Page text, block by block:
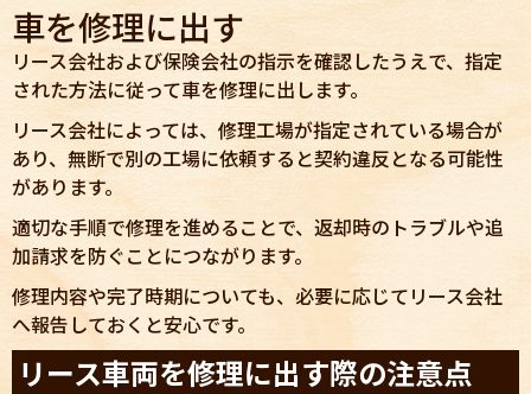
車を修理に出す
リース会社および保険会社の指示を確認したうえで、指定
された方法に従って車を修理に出します。
リース会社によっては、修理工場が指定されている場合が
あり、無断で別の工場に依頼すると契約違反となる可能性
があります。
適切な手順で修理を進めることで、返却時のトラブルや追
加請求を防ぐことにつながります。
修理内容や完了時期についても、必要に応じてリース会社
へ報告しておくと安心です。
リース車両を修理に出す際の注意点